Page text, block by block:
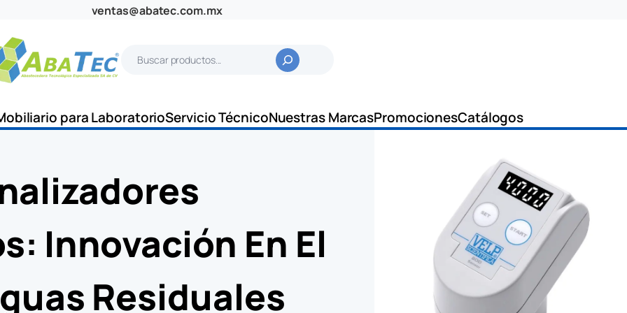
ventas@abatec.com.mx
c
a
para LaboratorioServicio TécnicoNuestras MarcasPromocionesCatálogos
Innovación En El
Residuales